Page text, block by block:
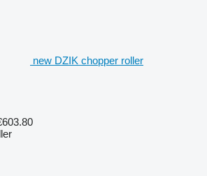
new DZIK chopper roller